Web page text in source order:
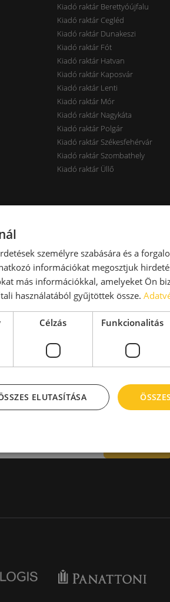
Kiadó raktár Berettyóújfalu
Kiadó raktár Cegléd
Kiadó raktár Dunakeszi
Kiadó raktár Fót
Kiadó raktár Hatvan
Kiadó raktár Kaposvár
Kiadó raktár Lenti
Kiadó raktár Mór
Kiadó raktár Nagykáta
Kiadó raktár Polgár
Kiadó raktár Székesfehérvár
Kiadó raktár Szombathely
Kiadó raktár Üllő
Kiadó raktár 100-300 m2
Kiadó raktár 300-600 m2
Kiadó raktár 600-1000 m2
Kiadó raktár 1000-2000 m2
Kiadó raktár > 2000 m2
személyre szabására és a
információkat megosztjuk
más információkkal, amelyeket Ön
használatából gyűjtöttek össze.
Célzás Funkcionalitás
ELUTASÍTÁSA